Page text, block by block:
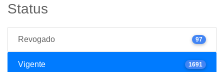
Status
Revogado 97
Vigente 1691